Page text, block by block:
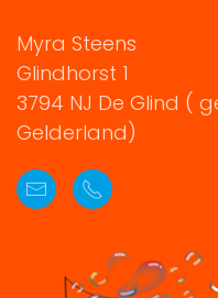
Myra Steens
Glindhorst 1
3794 NJ De Glind (
Gelderland)